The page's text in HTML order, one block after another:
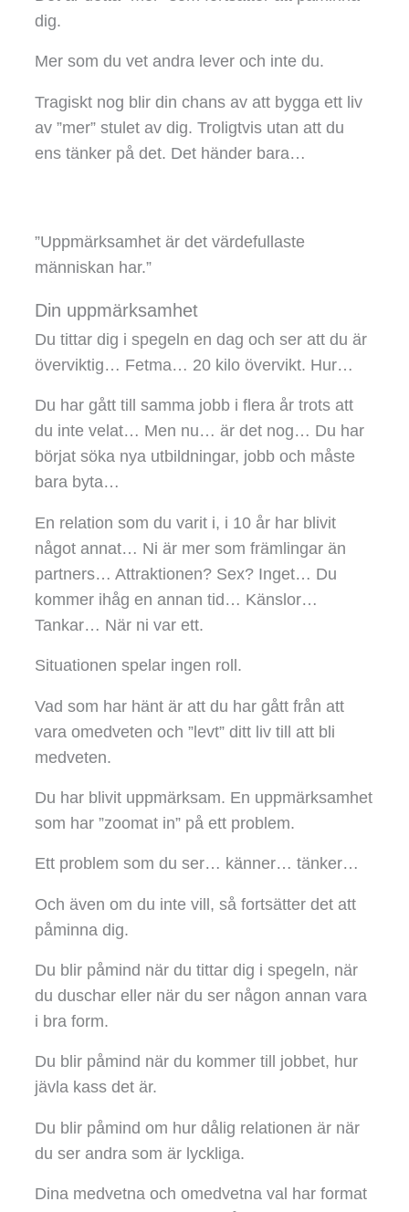
dig.
Mer som du vet andra lever och inte du.
Tragiskt nog blir din chans av att bygga ett liv
av ”mer” stulet av dig. Troligtvis utan att du
ens tänker på det. Det händer bara…
”Uppmärksamhet är det värdefullaste
människan har.”
Din uppmärksamhet
Du tittar dig i spegeln en dag och ser att du är
överviktig… Fetma… 20 kilo övervikt. Hur…
Du har gått till samma jobb i flera år trots att
du inte velat… Men nu… är det nog… Du har
börjat söka nya utbildningar, jobb och måste
bara byta…
En relation som du varit i, i 10 år har blivit
något annat… Ni är mer som främlingar än
partners… Attraktionen? Sex? Inget… Du
kommer ihåg en annan tid… Känslor…
Tankar… När ni var ett.
Situationen spelar ingen roll.
Vad som har hänt är att du har gått från att
vara omedveten och ”levt” ditt liv till att bli
medveten.
Du har blivit uppmärksam. En uppmärksamhet
som har ”zoomat in” på ett problem.
Ett problem som du ser… känner… tänker…
Och även om du inte vill, så fortsätter det att
påminna dig.
Du blir påmind när du tittar dig i spegeln, när
du duschar eller när du ser någon annan vara
i bra form.
Du blir påmind när du kommer till jobbet, hur
jävla kass det är.
Du blir påmind om hur dålig relationen är när
du ser andra som är lyckliga.
Dina medvetna och omedvetna val har format